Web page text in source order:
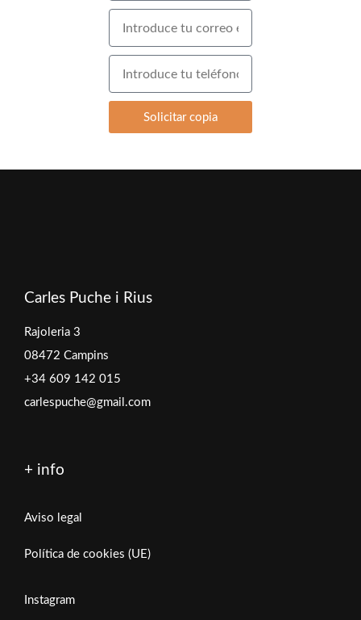
Solicitar copia
Carles Puche i Rius
Rajoleria 3
08472 Campins
+34 609 142 015
carlespuche@gmail.com
+ info
Aviso legal
Política de cookies (UE)
Instagram